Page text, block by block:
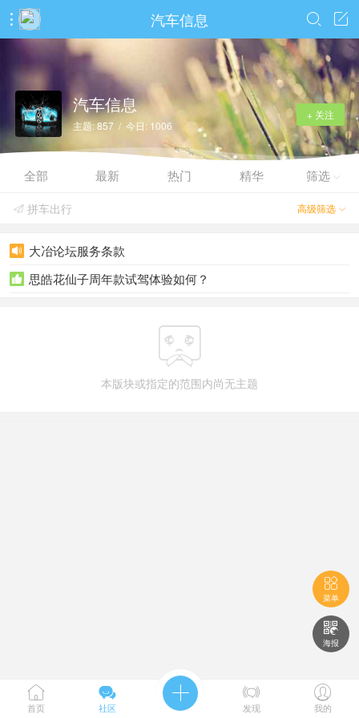
 汽车信息 

+ 关注
汽车信息
主题: 857 / 今日: 1006
全部 最新 热门 精华 筛选 
高级筛选 
 拼车出行
 大冶论坛服务条款
 思皓花仙子周年款试驾体验如何？

本版块或指定的范围内尚无主题

菜单

海报

首页

社区
 
发现

我的